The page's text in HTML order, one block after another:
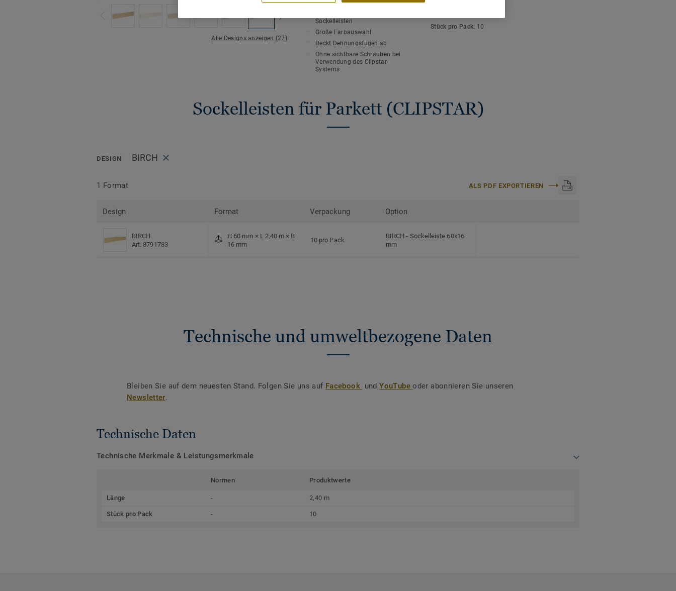
Alle Designs anzeigen (27)
Schwellen, Rohren, Stufen, Kaminen, Steinböden usw. einhalten.
Die Dehnungsfuge kann durch Sockelleisten, Profile oder
Heizkörperrosetten verdeckt werden.Holz ist ein Naturprodukt.
Abweichungen in Farbe und Struktur sind möglich.
Sockelleisten
Große Farbauswahl
Deckt Dehnungsfugen ab
Ohne sichtbare Schrauben bei
Verwendung des Clipstar-
Systems
Stück pro Pack: 10
Sockelleisten für Parkett (CLIPSTAR)
DESIGN BIRCH
1 Format ALS PDF EXPORTIEREN
Design Format Verpackung Option
BIRCH
Art. 8791783
H 60 mm × L 2,40 m × B
16 mm
10 pro Pack
BIRCH- Sockelleiste 60x16
mm
Technische und umweltbezogene Daten
Bleiben Sie auf dem neuesten Stand. Folgen Sie uns auf Facebook undYouTubeoder abonnieren Sie unseren
Newsletter.
Technische Daten
Technische Merkmale & Leistungsmerkmale
Normen Produktwerte
Länge - 2,40 m
Stück pro Pack - 10